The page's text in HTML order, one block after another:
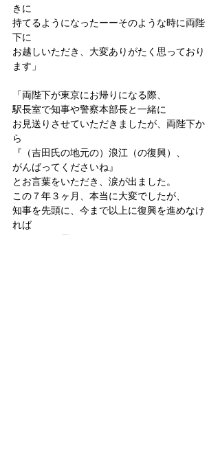
きに
持てるようになったーーそのような時に両陛
下に
お越しいただき、大変ありがたく思っており
ます」
「両陛下が東京にお帰りになる際、
駅長室で知事や警察本部長と一緒に
お見送りさせていただきましたが、両陛下か
ら
『（吉田氏の地元の）浪江（の復興）、
がんばってくださいね』
とお言葉をいただき、涙が出ました。
この７年３ヶ月、本当に大変でしたが、
知事を先頭に、今まで以上に復興を進めなけ
れば